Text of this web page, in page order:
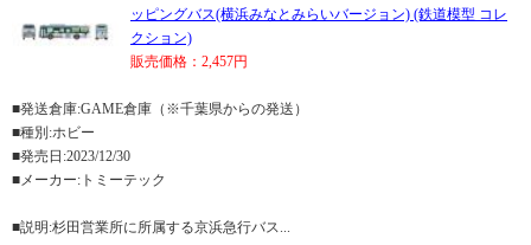
ッピングバス(横浜みなとみらいバージョン) (鉄道模型 コレ
クション)
販売価格：2,457円
■発送倉庫:GAME倉庫（※千葉県からの発送）
■種別:ホビー
■発売日:2023/12/30
■メーカー:トミーテック
■説明:杉田営業所に所属する京浜急行バス...